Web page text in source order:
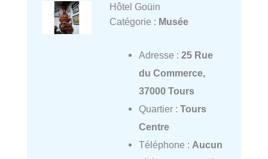
Hôtel Goüin
Catégorie : Musée
Adresse : 25 Rue
du Commerce,
37000 Tours
Quartier : Tours
Centre
Téléphone : Aucun